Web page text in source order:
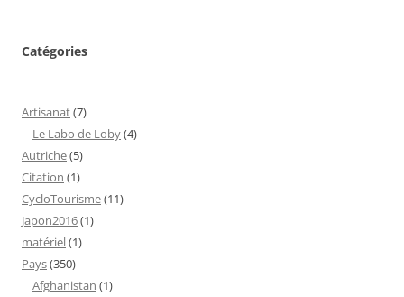
Catégories
Artisanat(7)
Le Labo de Loby(4)
Autriche(5)
Citation (1)
CycloTourisme(11)
Japon2016(1)
matériel(1)
Pays(350)
Afghanistan (1)